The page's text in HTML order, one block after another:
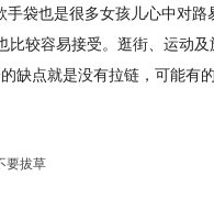
手袋也是很多女孩儿心中对
较容易接受。逛街、运动
缺点就是没有拉链，可能有